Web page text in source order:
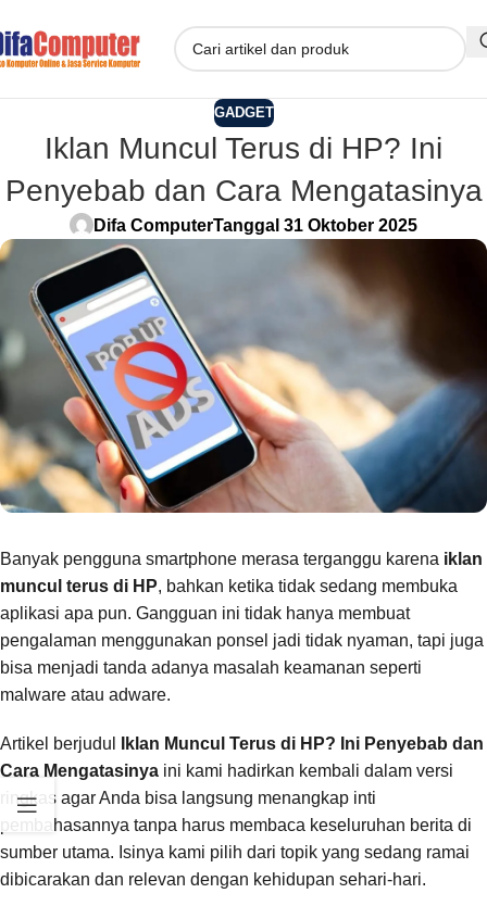
GADGET
Iklan Muncul Terus di HP? Ini
Penyebab dan Cara Mengatasinya
Difa ComputerTanggal 31 Oktober 2025
Banyak pengguna smartphone merasa terganggu karena iklan
muncul terus di HP, bahkan ketika tidak sedang membuka
aplikasi apa pun. Gangguan ini tidak hanya membuat
pengalaman menggunakan ponsel jadi tidak nyaman, tapi juga
bisa menjadi tanda adanya masalah keamanan seperti
malware atau adware.
Artikel berjudul
Iklan Muncul Terus di HP? Ini Penyebab dan
Cara Mengatasinya ini kami hadirkan kembali dalam versi
ringkas agar Anda bisa langsung menangkap inti
pembahasannya tanpa harus membaca keseluruhan berita di
sumber utama. Isinya kami pilih dari topik yang sedang ramai
dibicarakan dan relevan dengan kehidupan sehari-hari.